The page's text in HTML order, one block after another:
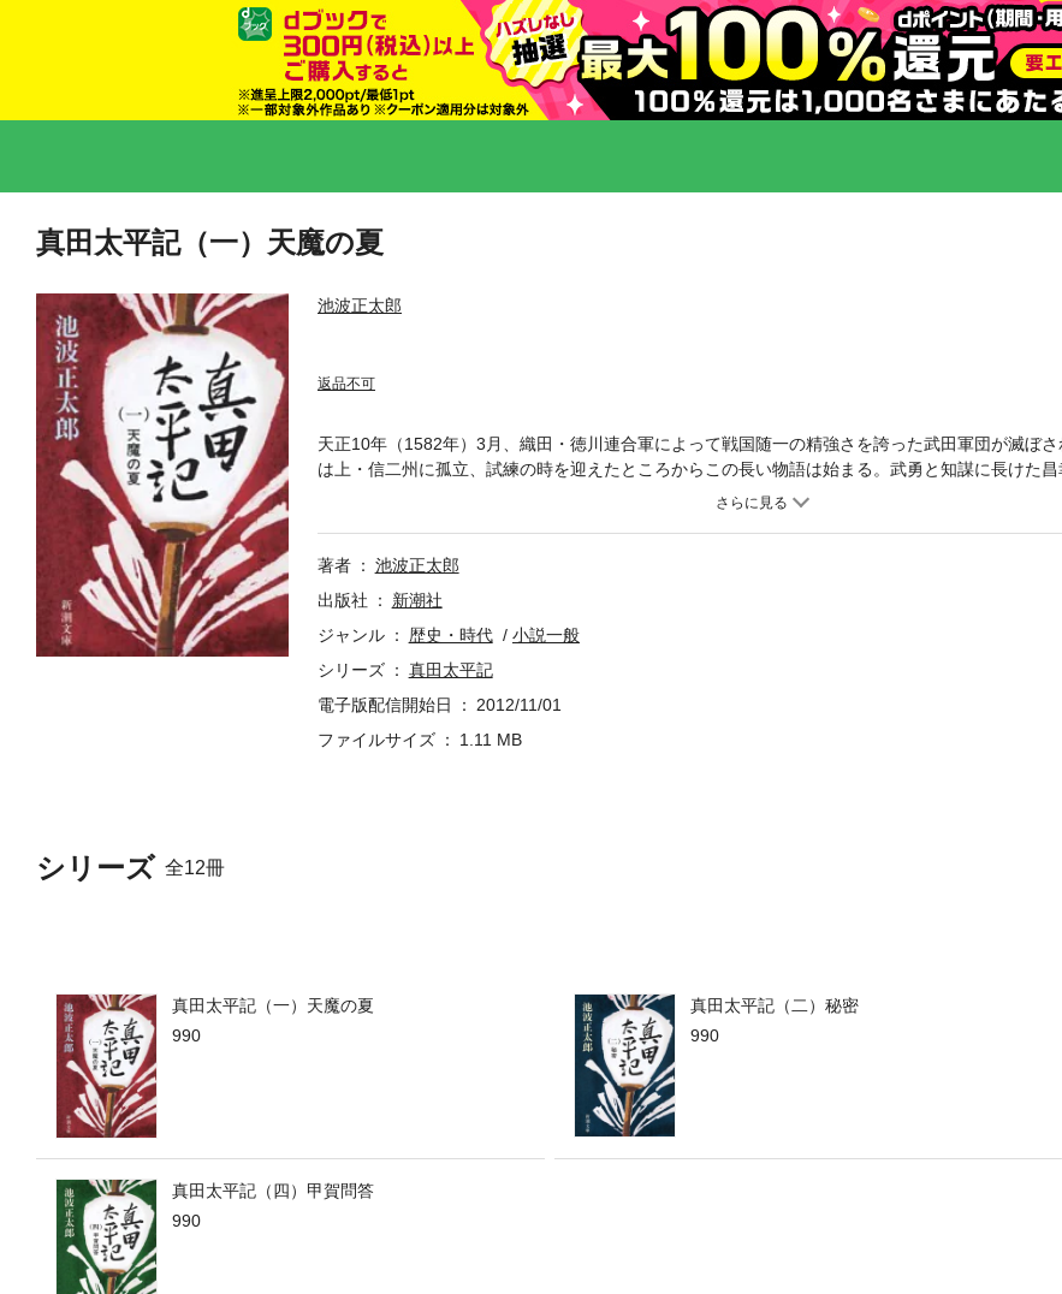
真田太平記（一）天魔の夏
池波正太郎
返品不可
シリーズ 全12冊
真田太平記（一）天魔の夏
990
真田太平記（二）秘密
990
真田太平記（四）甲賀問答
990
天正10年（1582年）3月、織田・徳川連合軍によって戦国随一の精強さを誇った武田軍団が滅ぼ
は上・信二州に孤立、試練の時を迎えたところからこの長い物語は始まる。武勇と知謀に長けた昌
を探るべく手飼いの真田忍びたちを四方に飛ばせ、新しい時代の主・織田信長にいったんは臣従す
著者
池波正太郎
出版社
新潮社
ジャンル
歴史・時代
小説一般
シリーズ
真田太平記
電子版配信開始日
2012/11/01
ファイルサイズ
1.11 MB